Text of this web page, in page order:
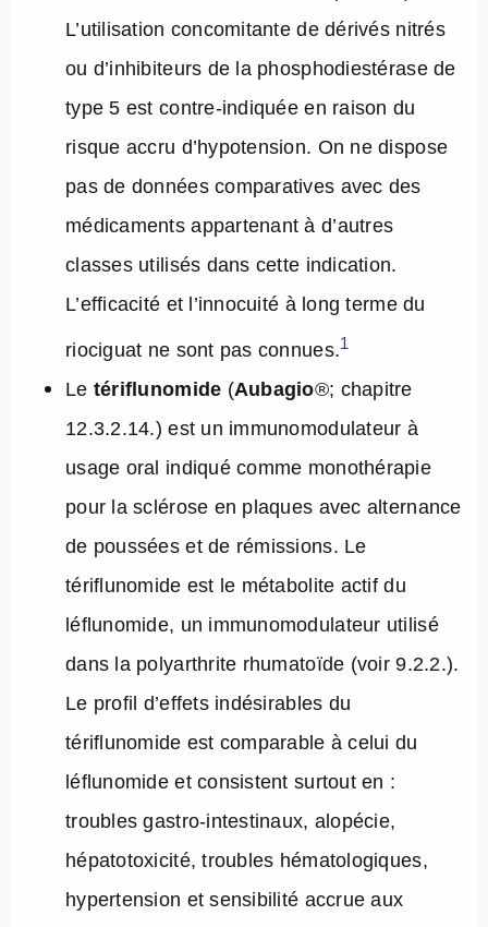
L’utilisation concomitante de dérivés nitrés
ou d’inhibiteurs de la phosphodiestérase de
type 5 est contre-indiquée en raison du
risque accru d’hypotension. On ne dispose
pas de données comparatives avec des
médicaments appartenant à d’autres
classes utilisés dans cette indication.
L’efficacité et l’innocuité à long terme du
riociguat ne sont pas connues.1
Le tériflunomide (Aubagio®; chapitre
12.3.2.14.) est un immunomodulateur à
usage oral indiqué comme monothérapie
pour la sclérose en plaques avec alternance
de poussées et de rémissions. Le
tériflunomide est le métabolite actif du
léflunomide, un immunomodulateur utilisé
dans la polyarthrite rhumatoïde (voir 9.2.2.).
Le profil d’effets indésirables du
tériflunomide est comparable à celui du
léflunomide et consistent surtout en :
troubles gastro-intestinaux, alopécie,
hépatotoxicité, troubles hématologiques,
hypertension et sensibilité accrue aux